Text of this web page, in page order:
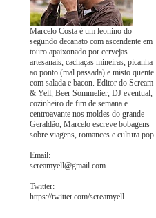
Marcelo Costa é um leonino do
segundo decanato com ascendente em
touro apaixonado por cervejas
artesanais, cachaças mineiras, picanha
ao ponto (mal passada) e misto quente
com salada e bacon. Editor do Scream
& Yell, Beer Sommelier, DJ eventual,
cozinheiro de fim de semana e
centroavante nos moldes do grande
Geraldão, Marcelo escreve bobagens
sobre viagens, romances e cultura pop.
Email:
screamyell@gmail.com
Twitter:
https://twitter.com/screamyell